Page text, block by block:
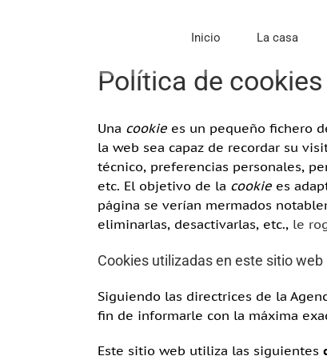
Inicio La casa
Política de cookies
Una cookie es un pequeño fichero
la web sea capaz de recordar su
técnico, preferencias personales,
etc. El objetivo de la cookie es
página se verían mermados
eliminarlas, desactivarlas, etc., le
Cookies utilizadas en este sitio web
Siguiendo las directrices de la
fin de informarle con la máxima
Este sitio web utiliza las siguientes